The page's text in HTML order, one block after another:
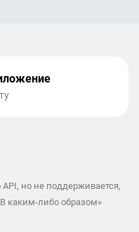
API, но не поддерживается,
каким-либо образом»